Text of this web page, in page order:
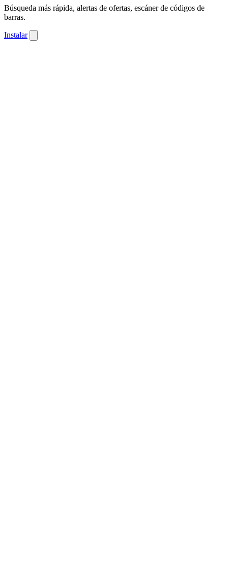
Búsqueda más rápida, alertas de ofertas, escáner de códigos de
barras.
Instalar